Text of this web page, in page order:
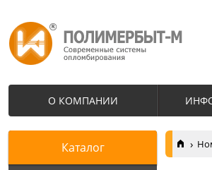
О КОМПАНИИ
Каталог